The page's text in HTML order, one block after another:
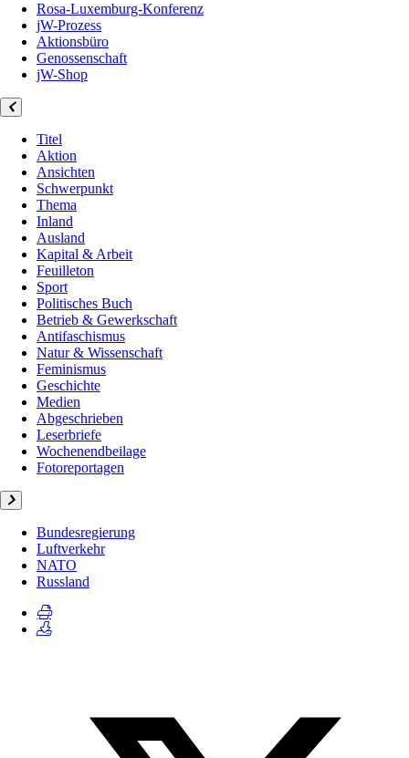
Rosa-Luxemburg-Konferenz
jW-Prozess
Aktionsbüro
Genossenschaft
jW-Shop
Titel
Aktion
Ansichten
Schwerpunkt
Thema
Inland
Ausland
Kapital & Arbeit
Feuilleton
Sport
Politisches Buch
Betrieb & Gewerkschaft
Antifaschismus
Natur & Wissenschaft
Feminismus
Geschichte
Medien
Abgeschrieben
Leserbriefe
Wochenendbeilage
Fotoreportagen
Bundesregierung
Luftverkehr
NATO
Russland